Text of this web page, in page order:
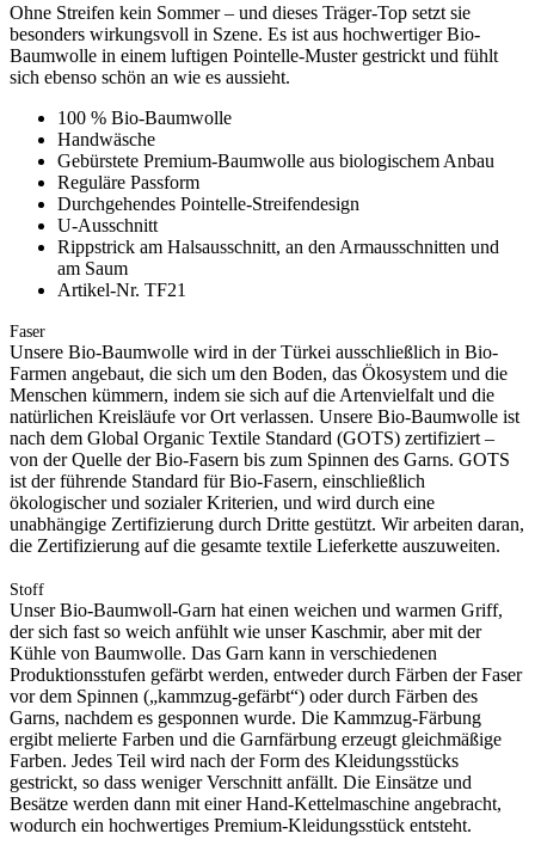
Ohne Streifen kein Sommer – und dieses Träger-Top setzt sie
besonders wirkungsvoll in Szene. Es ist aus hochwertiger Bio-
Baumwolle in einem luftigen Pointelle-Muster gestrickt und fühlt
sich ebenso schön an wie es aussieht.
100 % Bio-Baumwolle
Handwäsche
Gebürstete Premium-Baumwolle aus biologischem Anbau
Reguläre Passform
Durchgehendes Pointelle-Streifendesign
U-Ausschnitt
Rippstrick am Halsausschnitt, an den Armausschnitten und
am Saum
Artikel-Nr. TF21
Faser
Unsere Bio-Baumwolle wird in der Türkei ausschließlich in Bio-
Farmen angebaut, die sich um den Boden, das Ökosystem und die
Menschen kümmern, indem sie sich auf die Artenvielfalt und die
natürlichen Kreisläufe vor Ort verlassen. Unsere Bio-Baumwolle ist
nach dem Global Organic Textile Standard (GOTS) zertifiziert –
von der Quelle der Bio-Fasern bis zum Spinnen des Garns. GOTS
ist der führende Standard für Bio-Fasern, einschließlich
ökologischer und sozialer Kriterien, und wird durch eine
unabhängige Zertifizierung durch Dritte gestützt. Wir arbeiten daran,
die Zertifizierung auf die gesamte textile Lieferkette auszuweiten.
Stoff
Unser Bio-Baumwoll-Garn hat einen weichen und warmen Griff,
der sich fast so weich anfühlt wie unser Kaschmir, aber mit der
Kühle von Baumwolle. Das Garn kann in verschiedenen
Produktionsstufen gefärbt werden, entweder durch Färben der Faser
vor dem Spinnen („kammzug-gefärbt“) oder durch Färben des
Garns, nachdem es gesponnen wurde. Die Kammzug-Färbung
ergibt melierte Farben und die Garnfärbung erzeugt gleichmäßige
Farben. Jedes Teil wird nach der Form des Kleidungsstücks
gestrickt, so dass weniger Verschnitt anfällt. Die Einsätze und
Besätze werden dann mit einer Hand-Kettelmaschine angebracht,
wodurch ein hochwertiges Premium-Kleidungsstück entsteht.